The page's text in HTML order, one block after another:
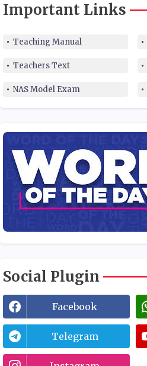
Important Links
Teaching Manual
Teachers Text
NAS Model Exam
Social Plugin
Facebook
Telegram